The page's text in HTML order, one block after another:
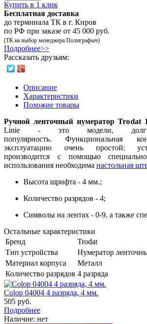
Купить в 1 клик
Бесплатная доставка
до терминала ТК в г. Киров
по РФ при заказе от 45 000 руб.
(ТК на выбор менеджера Полиграфыч)
Подробнее>>
Рассказать друзьям:
Описание
Характеристики
Похожие товары
Ручной ленточный нумератор Trodat
Linie - это модели, долго
популярность. Функциональная
эксплуатацию очень простой:
производится с помощью
использования необходима настольная
Высота шрифта - 4 мм.;
Количество разрядов - 4;
Символы на лентах - 0-9, а также
Остальные характеристики
Бренд
Trodat
Тип устройства
Нумератор
Материал корпуса
Металл
Количество разрядов 4 разряда
Colop 04004 4 разряда, 4 мм.
505 руб.
Подробнее
Наличие: нет